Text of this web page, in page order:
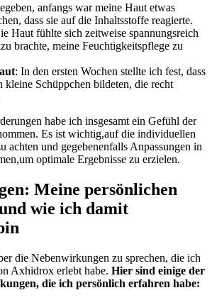
anfangs war meine Haut etwas
​dass ⁣sie auf ‌die Inhaltsstoffe reagierte.
Haut fühlte sich zeitweise spannungsreich‌
brachte, meine ⁤Feuchtigkeitspflege zu
: In den ersten Wochen stellte‍ ich fest, dass
kleine Schüppchen bildeten,⁢ die recht
habe ich insgesamt ein Gefühl der
Es ist wichtig,auf die individuellen
achten und gegebenenfalls Anpassungen in
optimale Ergebnisse zu erzielen.
Meine persönlichen
wie ‌ich damit
die Nebenwirkungen⁢ zu sprechen, die ich
Axhidrox erlebt habe. Hier sind einige der
die ⁢ich persönlich erfahren habe: